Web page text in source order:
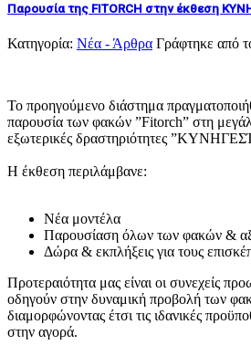
Παρουσία της FITORCH στην έκθεση
Κατηγορία: Νέα - Άρθρα Γράφτηκε από
Το προηγούμενο διάστημα
παρουσία των φακών ”Fitorch” στη
εξωτερικές δραστηριότητες
Η έκθεση περιλάμβανε:
Νέα μοντέλα
Παρουσίαση όλων των φακών &
Δώρα & εκπλήξεις για τους
Προτεραιότητα μας είναι οι συνεχείς
οδηγούν στην δυναμική προβολή των
διαμορφώνοντας έτσι τις ιδανικές
στην αγορά.